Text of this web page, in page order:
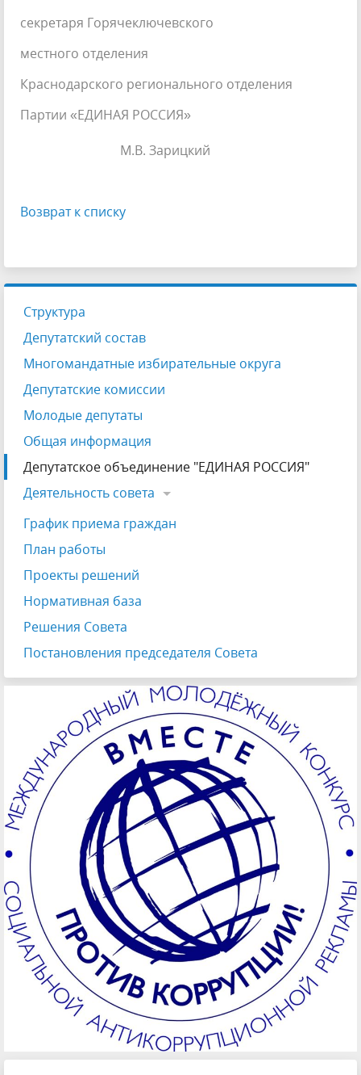
секретаря Горячеключевского
местного отделения
Краснодарского регионального отделения
Партии «ЕДИНАЯ РОССИЯ»
М.В. Зарицкий
Возврат к списку
Структура
Депутатский состав
Многомандатные избирательные округа
Депутатские комиссии
Молодые депутаты
Общая информация
Депутатское объединение "ЕДИНАЯ РОССИЯ"
Деятельность совета
График приема граждан
План работы
Проекты решений
Нормативная база
Решения Совета
Постановления председателя Совета